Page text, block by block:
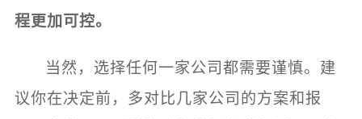
程更加可控。
当然，选择任何一家公司都需要谨慎。建
议你在决定前，多对比几家公司的方案和报